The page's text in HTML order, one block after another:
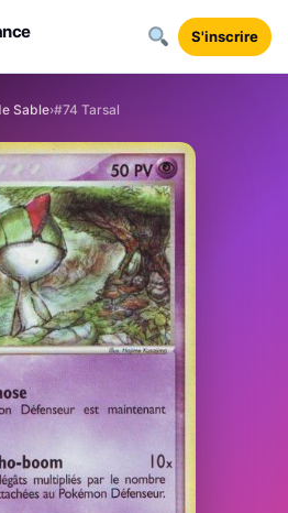
S'inscrire
Sable›#74 Tarsal